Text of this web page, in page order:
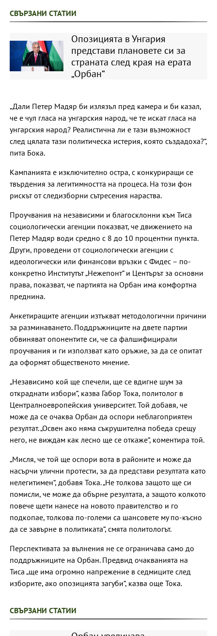
СВЪРЗАНИ СТАТИИ
Опозицията в Унгария
представи плановете си за
страната след края на ерата
„Орбан“
„Дали Петер Мадяр би излязъл пред камера и би казал,
че е чул гласа на унгарския народ, че те искат гласа на
унгарския народ? Реалистична ли е тази възможност
след цялата тази политическа истерия, която създадоха?“,
пита Бока.
Кампанията е изключително остра, с конкуриращи се
твърдения за легитимността на процеса. На този фон
рискът от следизборни сътресения нараства.
Проучвания на независими и благосклонни към Тиса
социологически агенции показват, че движението на
Петер Мадяр води средно с 8 до 10 процентни пункта.
Други, проведени от социологически агенции с
идеологически или финансови връзки с Фидес – по-
конкретно Институтът „Нежепонт“ и Центърът за основни
права, показват, че партията на Орбан има комфортна
преднина.
Анкетиращите агенции изтъкват методологични причини
за разминаването. Поддръжниците на двете партии
обвиняват опонентите си, че са фалшифицирали
проучвания и ги използват като оръжие, за да се опитат
да оформят общественото мнение.
„Независимо кой ще спечели, ще се вдигне шум за
откраднати избори“, казва Габор Тока, политолог в
Централноевропейския университет. Той добавя, че
може да се очаква Орбан да оспори неблагоприятен
резултат. „Освен ако няма съкрушителна победа срещу
него, не виждам как лесно ще се откаже“, коментира той.
„Мисля, че той ще оспори вота в районите и може да
насърчи улични протести, за да представи резултата като
нелегитимен“, добавя Тока. „Не толкова защото ще си
помисли, че може да обърне резултата, а защото колкото
повече щети нанесе на новото правителство и го
подкопае, толкова по-големи са шансовете му по-късно
да се завърне в политиката“, смята политологът.
Перспективата за вълнения не се ограничава само до
поддръжниците на Орбан. Предвид очакванията на
Тиса „ще има огромно напрежение в седмиците след
изборите, ако опозицията загуби“, казва още Тока.
СВЪРЗАНИ СТАТИИ